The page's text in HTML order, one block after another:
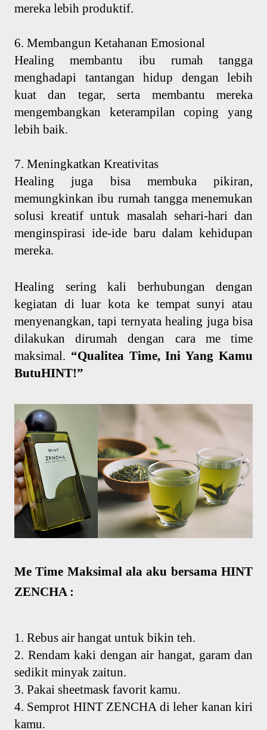
mereka lebih produktif.
6. Membangun Ketahanan Emosional
Healing membantu ibu rumah tangga
menghadapi tantangan hidup dengan lebih
kuat dan tegar, serta membantu mereka
mengembangkan keterampilan coping yang
lebih baik.
7. Meningkatkan Kreativitas
Healing juga bisa membuka pikiran,
memungkinkan ibu rumah tangga menemukan
solusi kreatif untuk masalah sehari-hari dan
menginspirasi ide-ide baru dalam kehidupan
mereka.
Healing sering kali berhubungan dengan
kegiatan di luar kota ke tempat sunyi atau
menyenangkan, tapi ternyata healing juga bisa
dilakukan dirumah dengan cara me time
maksimal. “Qualitea Time, Ini Yang Kamu
ButuHINT!”
Me Time Maksimal ala aku bersama HINT
ZENCHA :
1. Rebus air hangat untuk bikin teh.
2. Rendam kaki dengan air hangat, garam dan
sedikit minyak zaitun.
3. Pakai sheetmask favorit kamu.
4. Semprot HINT ZENCHA di leher kanan kiri
kamu.